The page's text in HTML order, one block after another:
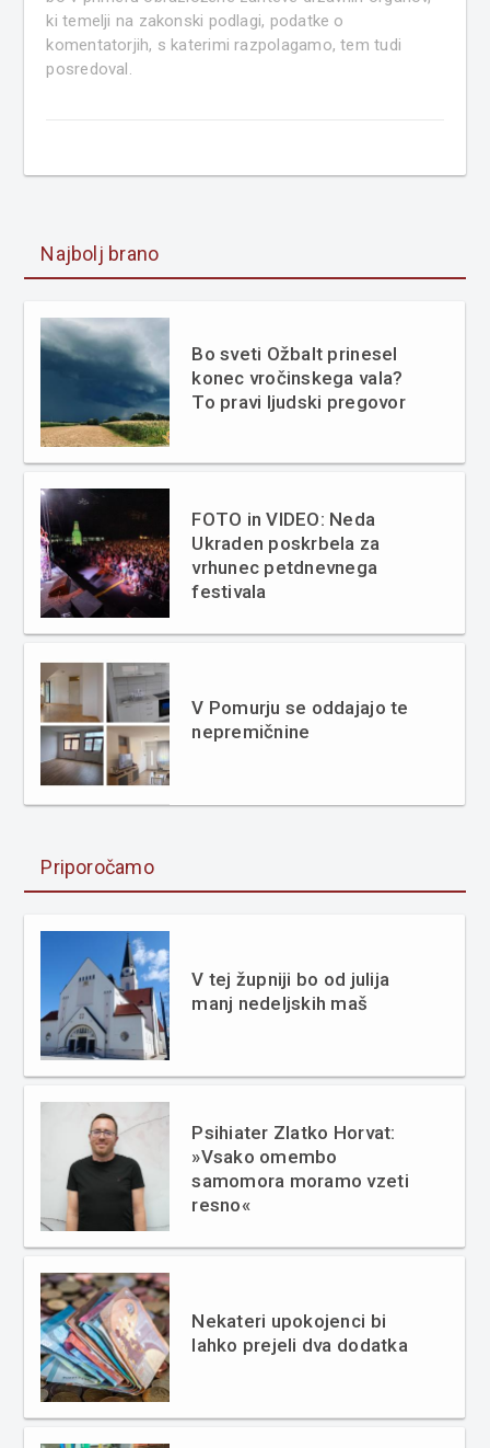
ki temelji na zakonski podlagi, podatke o
komentatorjih, s katerimi razpolagamo, tem tudi
posredoval.
Najbolj brano
Bo sveti Ožbalt prinesel
konec vročinskega vala?
To pravi ljudski pregovor
FOTO in VIDEO: Neda
Ukraden poskrbela za
vrhunec petdnevnega
festivala
V Pomurju se oddajajo te
nepremičnine
Priporočamo
V tej župniji bo od julija
manj nedeljskih maš
Psihiater Zlatko Horvat:
»Vsako omembo
samomora moramo vzeti
resno«
Nekateri upokojenci bi
lahko prejeli dva dodatka